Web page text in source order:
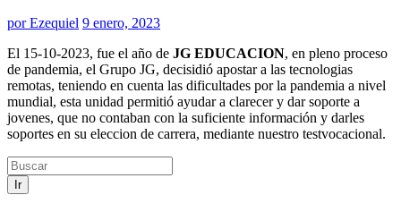
porEzequiel 9 enero, 2023
El 15-10-2023, fue el año de JG EDUCACION, en pleno proceso
de pandemia, el Grupo JG, decisidió apostar a las tecnologias
remotas, teniendo en cuenta las dificultades por la pandemia a nivel
mundial, esta unidad permitió ayudar a clarecer y dar soporte a
jovenes, que no contaban con la suficiente información y darles
soportes en su eleccion de carrera, mediante nuestro testvocacional.
Ir